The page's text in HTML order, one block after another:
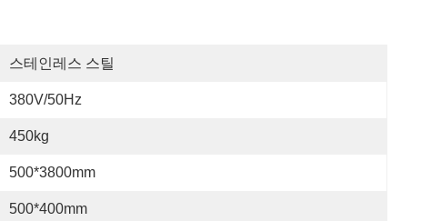
스테인레스 스틸
380V/50Hz
450kg
500*3800mm
500*400mm